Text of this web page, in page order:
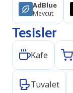
AdBlue
Mevcut
Tesisler
Kafe
Tuvalet